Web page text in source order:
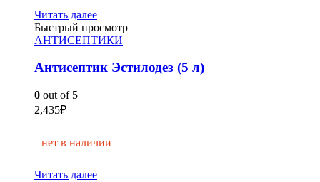
Читать далее
Быстрый просмотр
АНТИСЕПТИКИ
Антисептик Эстилодез (5 л)
0 out of 5
2,435₽
нет в наличии
Читать далее